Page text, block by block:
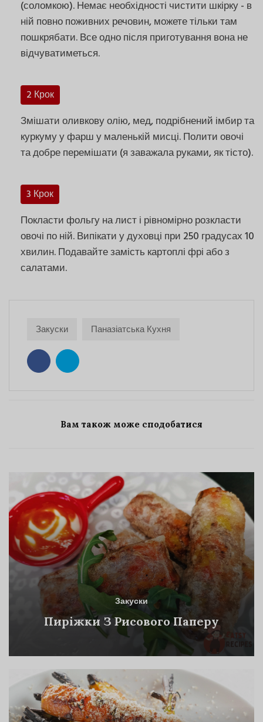
(соломкою). Немає необхідності чистити шкірку - в
ній повно поживних речовин, можете тільки там
пошкрябати. Все одно після приготування вона не
відчуватиметься.
2 Крок
Змішати оливкову олію, мед, подрібнений імбир та
куркуму у фарш у маленькій мисці. Полити овочі
та добре перемішати (я заважала руками, як тісто).
3 Крок
Покласти фольгу на лист і рівномірно розкласти
овочі по ній. Випікати у духовці при 250 градусах 10
хвилин. Подавайте замість картоплі фрі або з
салатами.
Закуски Паназіатська Кухня
Вам також може сподобатися
Закуски
Пиріжки З Рисового Паперу